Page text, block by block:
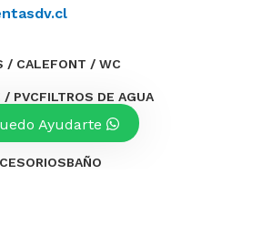
/ CALEFONT / WC
/ PVCFILTROS DE AGUA
BAÑO
Ayudarte?